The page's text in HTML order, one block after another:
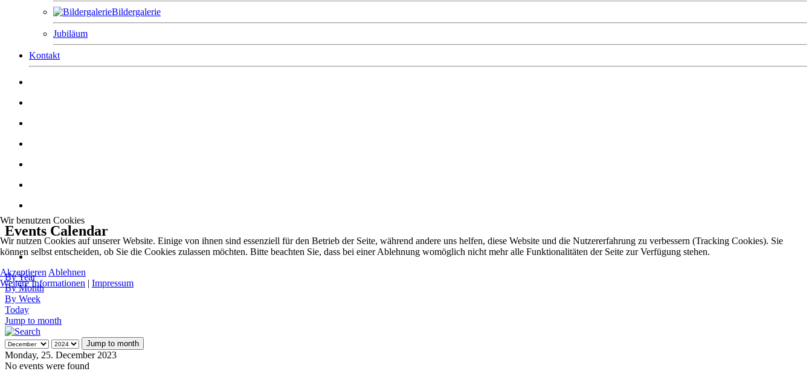
Bildergalerie
Jubiläum
Kontakt
Events Calendar
By Year
By Month
By Week
Today
Jump to month
Jump to month
Monday, 25. December 2023
No events were found
Wir benutzen Cookies
Wir nutzen Cookies auf unserer Website. Einige von ihnen sind essenziell für den Betrieb der Seite, während andere uns helfen, diese Website und die Nutzererfahrung zu verbessern (Tracking Cookies). Sie
können selbst entscheiden, ob Sie die Cookies zulassen möchten. Bitte beachten Sie, dass bei einer Ablehnung womöglich nicht mehr alle Funktionalitäten der Seite zur Verfügung stehen.
Akzeptieren Ablehnen
Weitere Informationen | Impressum